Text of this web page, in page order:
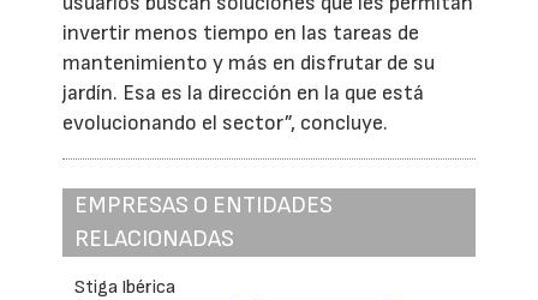
invertir menos tiempo en las tareas de
mantenimiento y más en disfrutar de su
jardín. Esa es la dirección en la que está
evolucionando el sector”, concluye.
EMPRESAS O ENTIDADES
RELACIONADAS
Stiga Ibérica